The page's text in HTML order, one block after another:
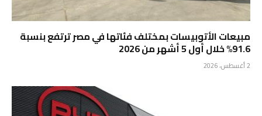
مبيعات الأتوبيسات بمختلف فئاتها في مصر ترتفع بنسبة
91.6% خلال أول 5 أشهر من 2026
2 أغسطس، 2026